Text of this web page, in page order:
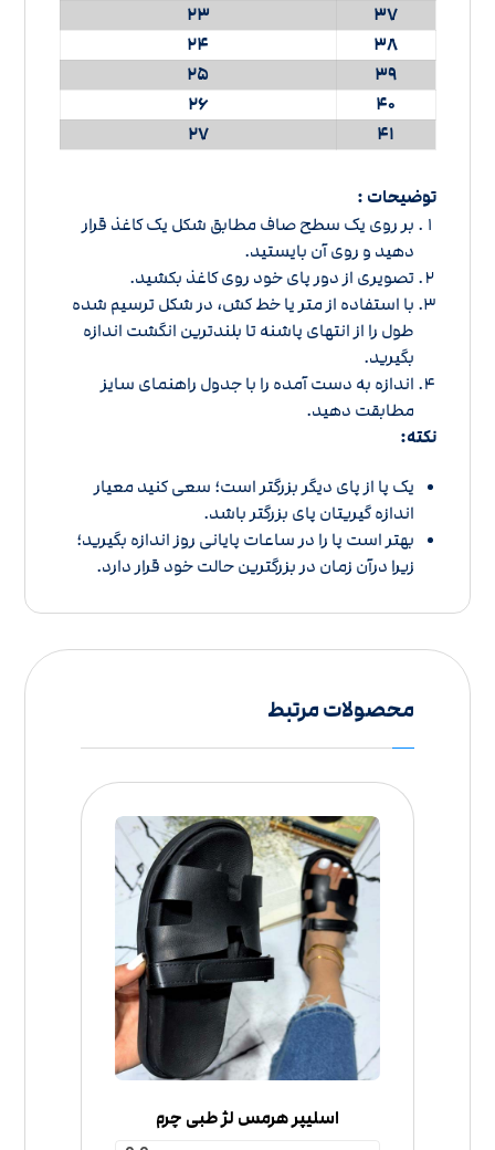
37
23
38
24
39
25
40
26
41
27
توضیحات :
بر روی یک سطح صاف مطابق شکل یک کاغذ قرار
دهید و روی آن بایستید.
تصویری از دور پای خود روی کاغذ بکشید.
با استفاده از متر یا خط کش، در شکل ترسیم شده
طول را از انتهای پاشنه تا بلندترین انگشت اندازه
بگیرید.
اندازه به دست آمده را باجدول راهنمای سایز
مطابقت دهید.
نکته:
یک پا از پای دیگر بزرگتر است؛ سعی کنید معیار
اندازه گیریتان پای بزرگتر باشد.
بهتر است پا را در ساعات پایانی روز اندازه بگیرید؛
زیرا درآن زمان در بزرگترین حالت خود قرار دارد.
محصولات مرتبط
اسلیپر هرمس لژ طبی چرم